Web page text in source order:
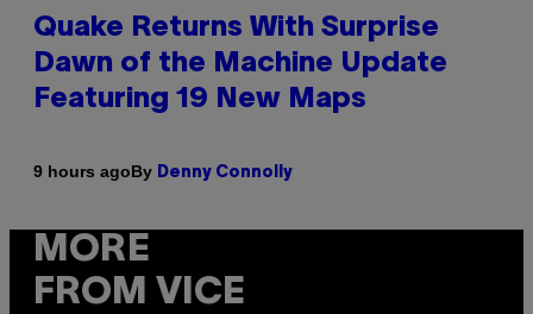
Quake Returns With Surprise
Dawn of the Machine Update
Featuring 19 New Maps
9 hours agoBy Denny Connolly
MORE
FROM VICE